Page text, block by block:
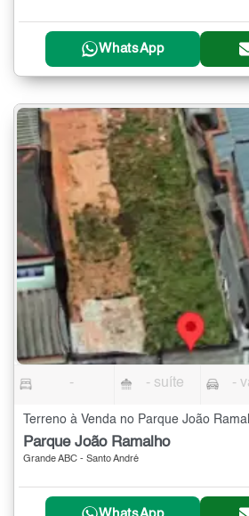
WhatsApp
- - suíte -
Terreno à Venda no Parque João
Parque João Ramalho
Grande ABC - Santo André